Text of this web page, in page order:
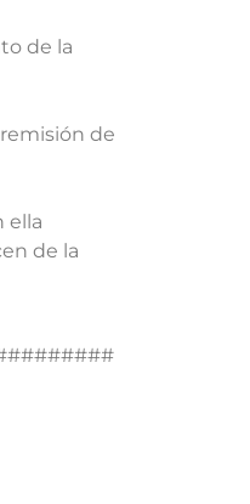
de la
de
ella
de la